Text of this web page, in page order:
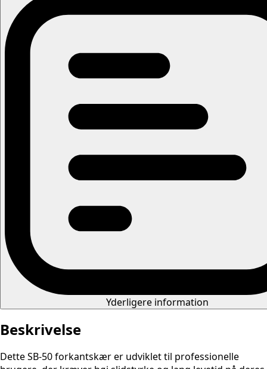
Yderligere information
Beskrivelse
Dette SB-50 forkantskær er udviklet til professionelle